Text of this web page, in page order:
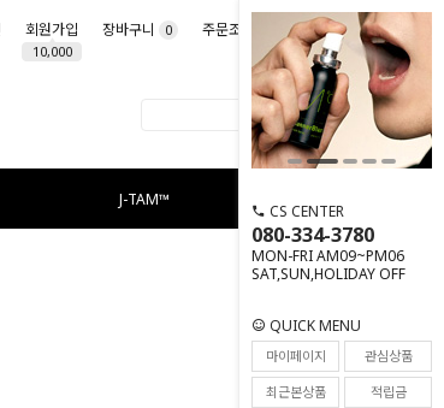
회원가입
10,000
장바구니 0 주문조회 마이페이지
J-TAM™
CS CENTER
080-334-3780
MON-FRI AM09~PM06
SAT,SUN,HOLIDAY OFF
QUICK MENU
마이페이지
관심상품
최근본상품
적립금